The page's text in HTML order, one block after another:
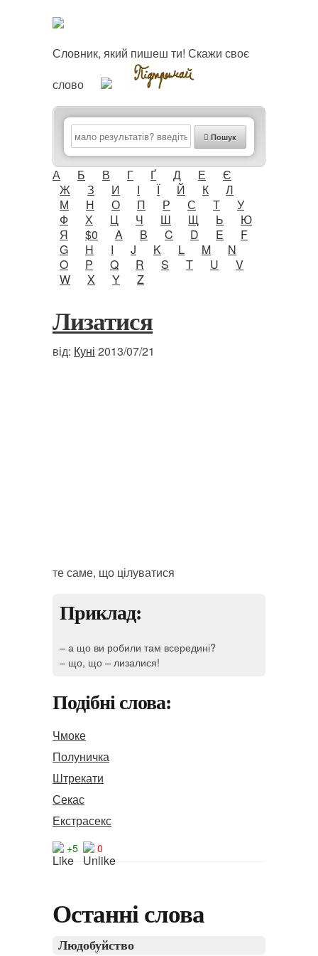
Словник, який пишеш ти! Скажи своє
слово
Пошук
А Б В Г Ґ Д Е
Є
Ж
З И І Ї Й К
Л
М
Н О П Р С Т
У
Ф
Х Ц Ч Ш Щ Ь
Ю
Я
$0 A B C D E
F
G
H I J K L M
N
O
P Q R S T U
V
W
X Y Z
Лизатися
від: Куні 2013/07/21
те саме, що цілуватися
Приклад:
– а що ви робили там всередині?
– що, що – лизалися!
Подібні слова:
Чмоке
Полуничка
Штрекати
Секас
Екстрасекс
+5 0
Останні слова
Людобуйство